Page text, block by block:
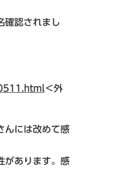
確認されまし
＜外
んには改めて感
があります。感